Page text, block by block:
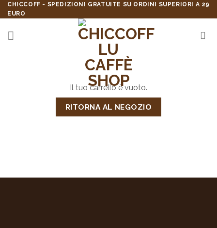
Skip
to
content
CHICCOFF - SPEDIZIONI GRATUITE SU ORDINI SUPERIORI A 29
EURO
Il tuo carrello è vuoto.
RITORNA AL NEGOZIO